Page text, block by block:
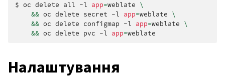
$ oc delete all -l app=weblate \
&& oc delete secret -l app=weblate \
&& oc delete configmap -l app=weblate \
&& oc delete pvc -l app=
Налаштування